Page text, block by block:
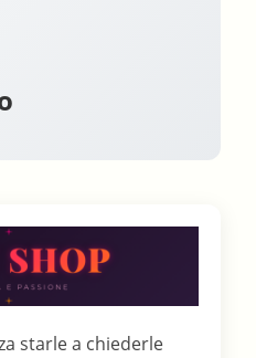
starle a chiederle